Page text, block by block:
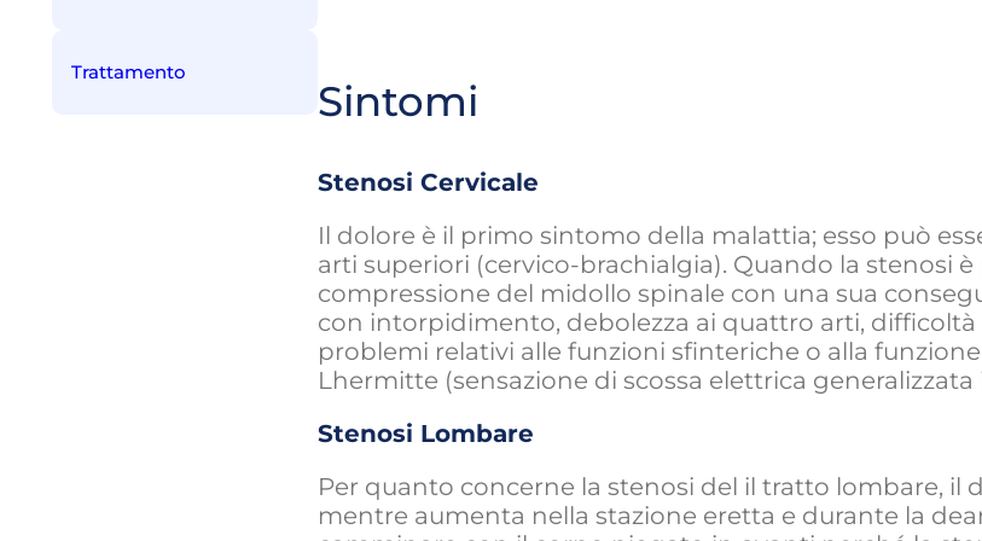
Trattamento
Sintomi
Stenosi Cervicale
Il dolore è il primo sintomo della malattia; esso può
arti superiori (cervico-brachialgia). Quando la stenosi
compressione del midollo spinale con una sua
con intorpidimento, debolezza ai quattro arti,
problemi relativi alle funzioni sfinteriche o alla
Lhermitte (sensazione di scossa elettrica
Stenosi Lombare
Per quanto concerne la stenosi del il tratto lombare, il
mentre aumenta nella stazione eretta e durante la